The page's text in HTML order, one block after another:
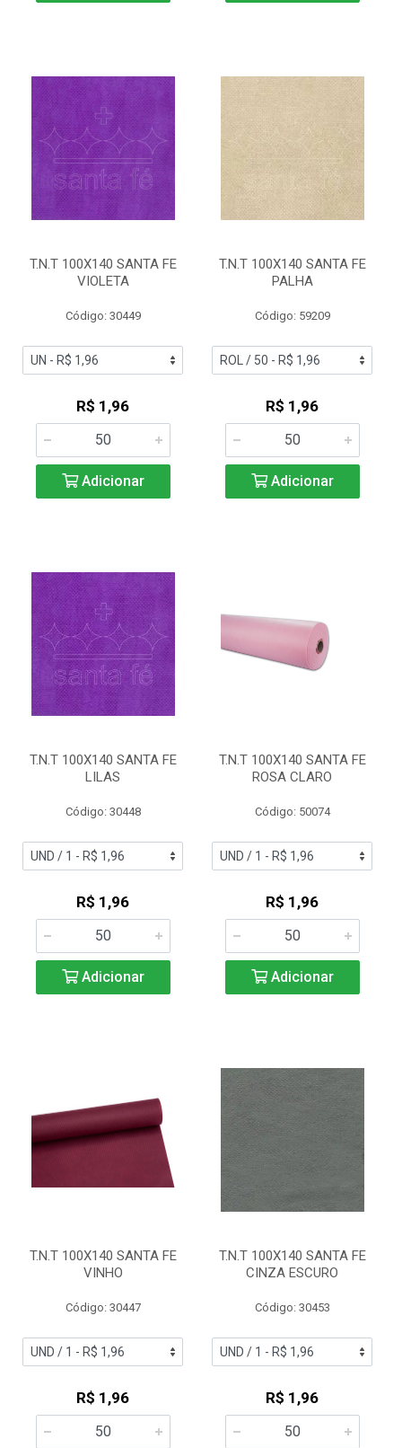
T.N.T 100X140 SANTA FE
VIOLETA
Código: 30449
R$ 1,96
Adicionar
T.N.T 100X140 SANTA FE
PALHA
Código: 59209
R$ 1,96
Adicionar
T.N.T 100X140 SANTA FE
LILAS
Código: 30448
R$ 1,96
Adicionar
T.N.T 100X140 SANTA FE
ROSA CLARO
Código: 50074
R$ 1,96
Adicionar
T.N.T 100X140 SANTA FE
VINHO
Código: 30447
R$ 1,96
T.N.T 100X140 SANTA FE
CINZA ESCURO
Código: 30453
R$ 1,96